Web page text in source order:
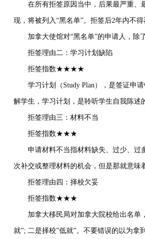
在所有拒签原因当中，后果最严重、最
现，将被列入“黑名单”。拒签后2年内不
加拿大使馆对“黑名单”的申请人，除了
拒签理由二：学习计划缺陷
拒签指数★★★★
学习计划（Study Plan），是签证申请
解学生，学习计划，是聆听学生自我陈述
拒签理由三：材料不当
拒签指数★★★
申请材料不当指材料缺失、过少、过多
次补交或整理材料的机会，但是那就意味
拒签理由四：择校欠妥
拒签指数★★★
加拿大移民局对加拿大院校给出名单，
就”; 二是择校”低就”。不要错误的以为拿